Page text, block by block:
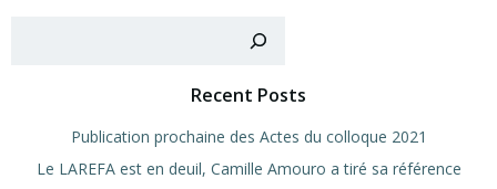
Rechercher
Recent Posts
Publication prochaine des Actes du colloque 2021
Le LAREFA est en deuil, Camille Amouro a tiré sa référence